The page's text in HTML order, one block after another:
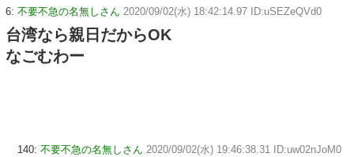
6: 不要不急の名無しさん 2020/09/02(水) 18:42:14.97 ID:uSEZeQVd0
台湾なら親日だからOK
なごむわー
140: 不要不急の名無しさん 2020/09/02(水) 19:46:38.31 ID:uw02nJoM0